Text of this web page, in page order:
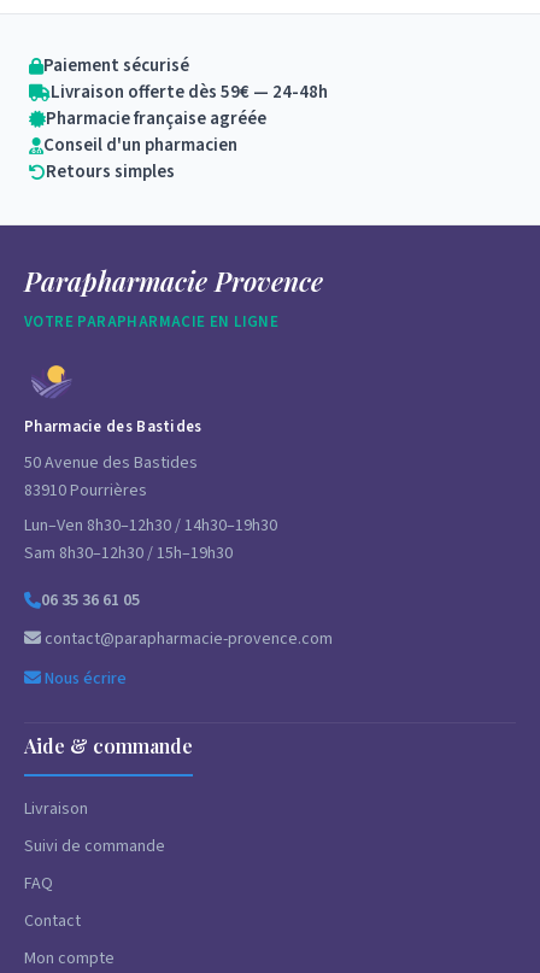
Paiement sécurisé
Livraison offerte dès 59€ — 24-48h
Pharmacie française agréée
Conseil d'un pharmacien
Retours simples
Parapharmacie Provence
VOTRE PARAPHARMACIE EN LIGNE
Pharmacie des Bastides
50 Avenue des Bastides
83910 Pourrières
Lun–Ven 8h30–12h30 / 14h30–19h30
Sam 8h30–12h30 / 15h–19h30
06 35 36 61 05
contact@parapharmacie-provence.com
Nous écrire
Aide & commande
Livraison
Suivi de commande
FAQ
Contact
Mon compte